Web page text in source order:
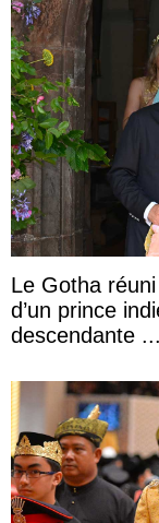
Le Gotha
d’un prince
descendante ...